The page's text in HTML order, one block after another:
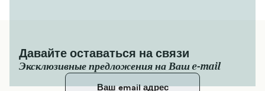
Давайте оставаться на связи
Эксклюзивные предложения на Ваш e-mail